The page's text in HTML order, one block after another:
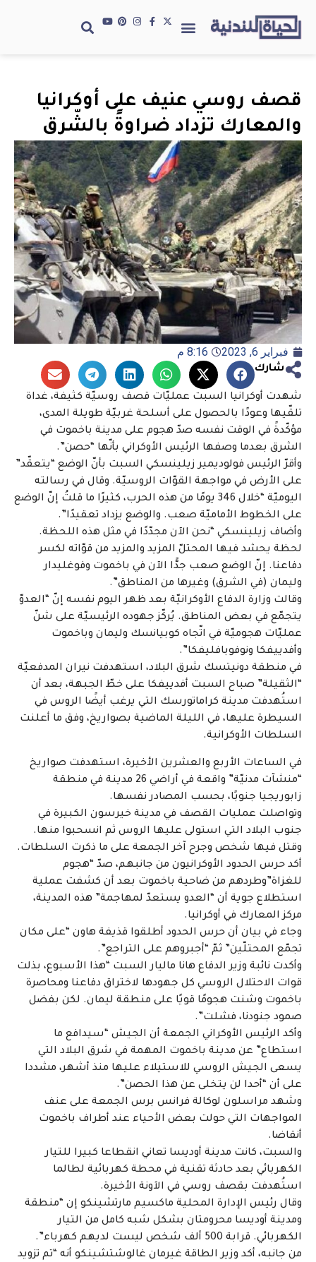
قصف روسي عنيف على أوكرانيا
والمعارك تزداد ضراوةً بالشّرق
فبراير 6, 2023 8:16 م
شارك
شهدت أوكرانيا السبت عمليّات قصف روسيّة كثيفة، غداة
تلقّيها وعودًا بالحصول على أسلحة غربيّة طويلة المدى،
مؤكّدةً في الوقت نفسه صدّ هجوم على مدينة باخموت في
الشرق بعدما وصفها الرئيس الأوكراني بأنّها “حصن”.
وأقرّ الرئيس فولوديمير زيلينسكي السبت بأنّ الوضع “يتعقّد”
على الأرض في مواجهة القوّات الروسيّة. وقال في رسالته
اليوميّة “خلال 346 يومًا من هذه الحرب، كثيرًا ما قلتُ إنّ الوضع
على الخطوط الأماميّة صعب. والوضع يزداد تعقيدًا”.
وأضاف زيلينسكي “نحن الآن مجدّدًا في مثل هذه اللحظة.
لحظة يحشد فيها المحتلّ المزيد والمزيد من قوّاته لكسر
دفاعنا. إنّ الوضع صعب جدًّا الآن في باخموت وفوغليدار
وليمان (في الشرق) وغيرها من المناطق”.
وقالت وزارة الدفاع الأوكرانيّة بعد ظهر اليوم نفسه إنّ “العدوّ
يتجمّع في بعض المناطق. يُركّز جهوده الرئيسيّة على شنّ
عمليّات هجوميّة في اتّجاه كوبيانسك وليمان وباخموت
وأفدييفكا ونوفوبافليفكا”.
في منطقة دونيتسك شرق البلاد، استهدفت نيران المدفعيّة
“الثقيلة” صباح السبت أفدييفكا على خطّ الجبهة، بعد أن
استُهدفت مدينة كراماتورسك التي يرغب أيضًا الروس في
السيطرة عليها، في الليلة الماضية بصواريخ، وفق ما أعلنت
السلطات الأوكرانية.
في الساعات الأربع والعشرين الأخيرة، استهدفت صواريخ
“منشآت مدنيّة” واقعة في أراضي 26 مدينة في منطقة
زابوريجيا جنوبًا، بحسب المصادر نفسها.
وتواصلت عمليات القصف في مدينة خيرسون الكبيرة في
جنوب البلاد التي استولى عليها الروس ثم انسحبوا منها.
وقتل فيها شخص وجرح آخر الجمعة على ما ذكرت السلطات.
أكد حرس الحدود الأوكرانيون من جانبهم، صدّ “هجوم
للغزاة”وطردهم من ضاحية باخموت بعد أن كشفت عملية
استطلاع جوية أن “العدو يستعدّ لمهاجمة” هذه المدينة،
مركز المعارك في أوكرانيا.
وجاء في بيان أن حرس الحدود أطلقوا قذيفة هاون “على مكان
تجمّع المحتلّين” ثمّ “أجبروهم على التراجع”.
وأكدت نائبة وزير الدفاع هانا ماليار السبت “هذا الأسبوع، بذلت
قوات الاحتلال الروسي كل جهودها لاختراق دفاعنا ومحاصرة
باخموت وشنت هجومًا قويًا على منطقة ليمان. لكن بفضل
صمود جنودنا، فشلت”.
وأكد الرئيس الأوكراني الجمعة أن الجيش “سيدافع ما
استطاع” عن مدينة باخموت المهمة في شرق البلاد التي
يسعى الجيش الروسي للاستيلاء عليها منذ أشهر، مشددا
على أن “أحدا لن يتخلى عن هذا الحصن”.
وشهد مراسلون لوكالة فرانس برس الجمعة على عنف
المواجهات التي حولت بعض الأحياء عند أطراف باخموت
أنقاضا.
والسبت، كانت مدينة أوديسا تعاني انقطاعا كبيرا للتيار
الكهربائي بعد حادثة تقنية في محطة كهربائية لطالما
استُهدفت بقصف روسي في الآونة الأخيرة.
وقال رئيس الإدارة المحلية ماكسيم مارتشينكو إن “منطقة
ومدينة أوديسا محرومتان بشكل شبه كامل من التيار
الكهربائي. قرابة 500 ألف شخص ليست لديهم كهرباء”.
من جانبه، أكد وزير الطاقة غيرمان غالوشتشينكو أنه “تم تزويد